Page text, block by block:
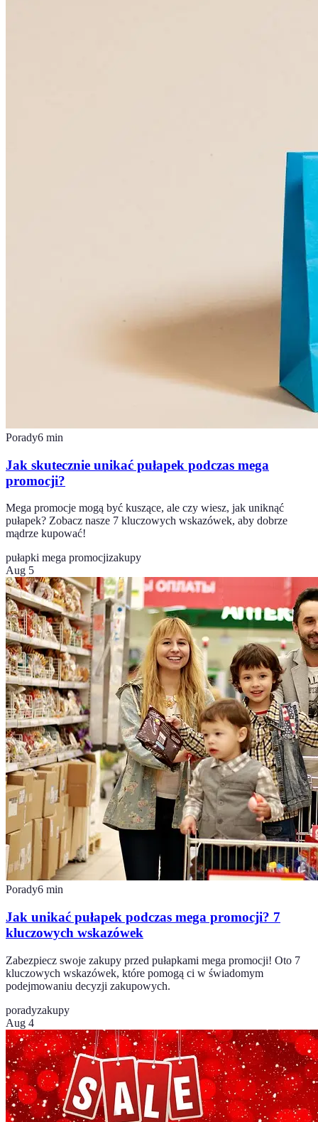
Porady6 min
Jak skutecznie unikać pułapek podczas mega
promocji?
Mega promocje mogą być kuszące, ale czy wiesz, jak uniknąć
pułapek? Zobacz nasze 7 kluczowych wskazówek, aby dobrze
mądrze kupować!
pułapki mega promocjizakupy
Aug 5
Porady6 min
Jak unikać pułapek podczas mega promocji? 7
kluczowych wskazówek
Zabezpiecz swoje zakupy przed pułapkami mega promocji! Oto 7
kluczowych wskazówek, które pomogą ci w świadomym
podejmowaniu decyzji zakupowych.
poradyzakupy
Aug 4